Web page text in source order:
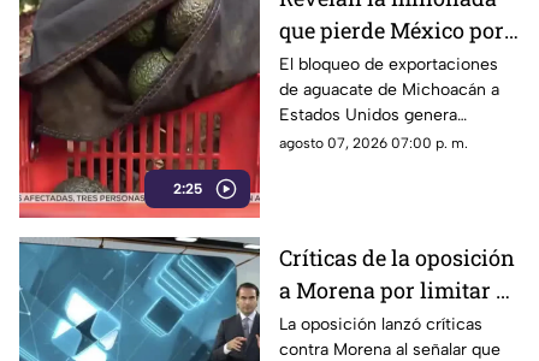
2:25
que pierde México por
el bloqueo de Estados
Unidos al aguacate de
Michoacán
El bloqueo de exportaciones
de aguacate de Michoacán a
Estados Unidos genera
pérdidas millonarias.
agosto 07, 2026 07:00 p. m.
Críticas de la oposición
a Morena por limitar el
debate político
La oposición lanzó críticas
contra Morena al señalar que